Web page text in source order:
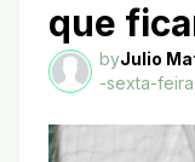
que
byJulio
-sexta-